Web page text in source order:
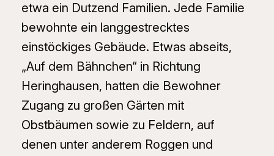
etwa ein Dutzend Familien. Jede Familie
bewohnte ein langgestrecktes
einstöckiges Gebäude. Etwas abseits,
„Auf dem Bähnchen“ in Richtung
Heringhausen, hatten die Bewohner
Zugang zu großen Gärten mit
Obstbäumen sowie zu Feldern, auf
denen unter anderem Roggen und